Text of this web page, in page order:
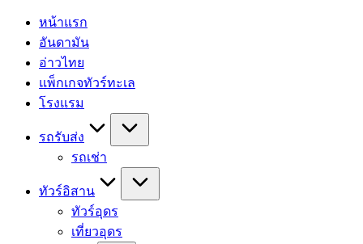
หน้าแรก
อันดามัน
อ่าวไทย
แพ็กเกจทัวร์ทะเล
โรงแรม
รถรับส่ง
รถเช่า
ทัวร์อิสาน
ทัวร์อุดร
เที่ยวอุดร